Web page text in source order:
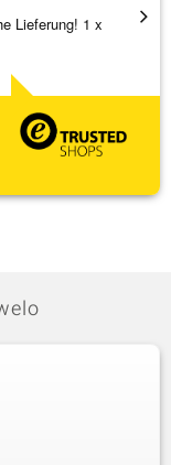
Lieferung! 1 x